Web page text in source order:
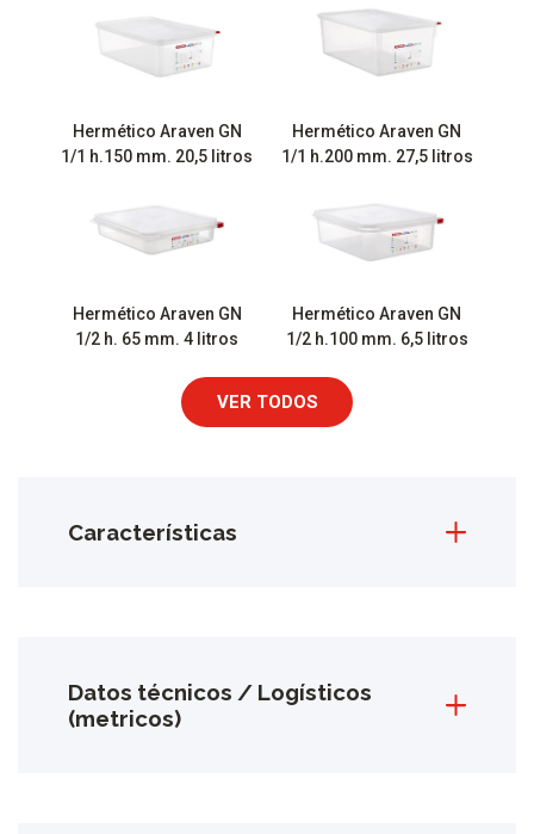
Hermético Araven GN
1/1 h.150 mm. 20,5 litros
Hermético Araven GN
1/1 h.200 mm. 27,5 litros
Hermético Araven GN
1/2 h. 65 mm. 4 litros
Hermético Araven GN
1/2 h.100 mm. 6,5 litros
VER TODOS
Características
Datos técnicos / Logísticos
(metricos)